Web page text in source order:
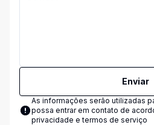
Enviar
As informações serão utilizadas
possa entrar em contato de
privacidade e termos de serviço